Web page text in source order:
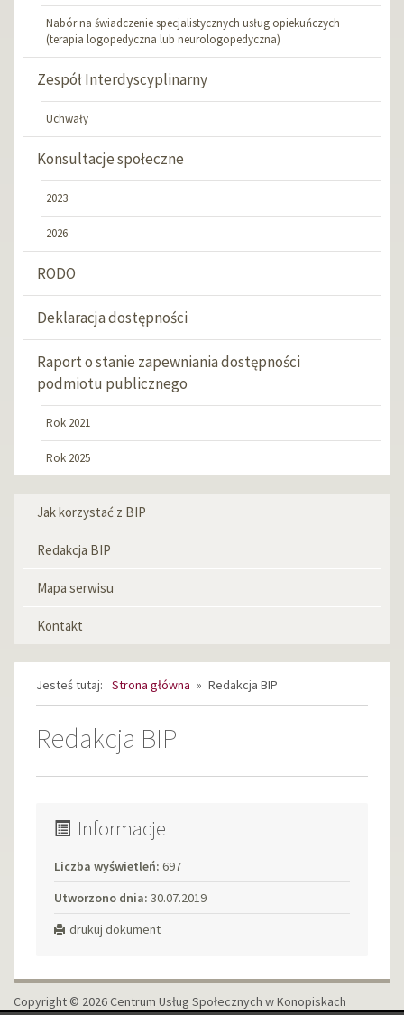
Nabór na świadczenie specjalistycznych usług opiekuńczych
(terapia logopedyczna lub neurologopedyczna)
Zespół Interdyscyplinarny
Uchwały
Konsultacje społeczne
2023
2026
RODO
Deklaracja dostępności
Raport o stanie zapewniania dostępności
podmiotu publicznego
Rok 2021
Rok 2025
Menu
Jak korzystać z BIP
Redakcja BIP
Mapa serwisu
Kontakt
Jesteś tutaj: Strona główna » Redakcja BIP
Redakcja BIP
Informacje
Liczba wyświetleń: 697
Utworzono dnia: 30.07.2019
drukuj dokument
Copyright © 2026 Centrum Usług Społecznych w Konopiskach